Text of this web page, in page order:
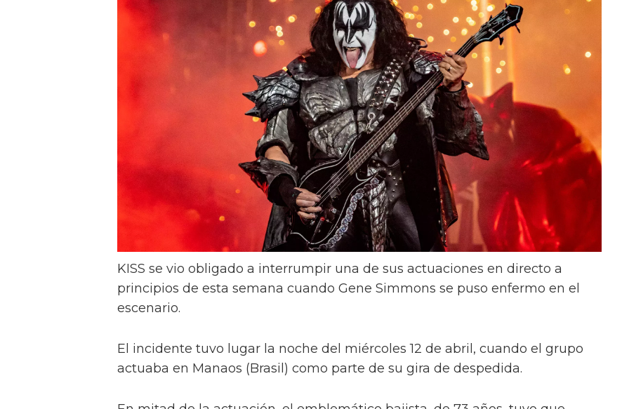
KISS se vio obligado a interrumpir una de sus actuaciones en directo a
principios de esta semana cuando Gene Simmons se puso enfermo en el
escenario.
El incidente tuvo lugar la noche del miércoles 12 de abril, cuando el grupo
actuaba en Manaos (Brasil) como parte de su gira de despedida.